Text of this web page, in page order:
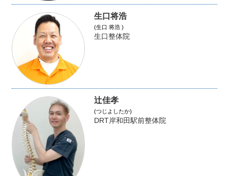
生口将浩
(生口 将浩 )
生口整体院
辻佳孝
(つじよしたか)
DRT岸和田駅前整体院